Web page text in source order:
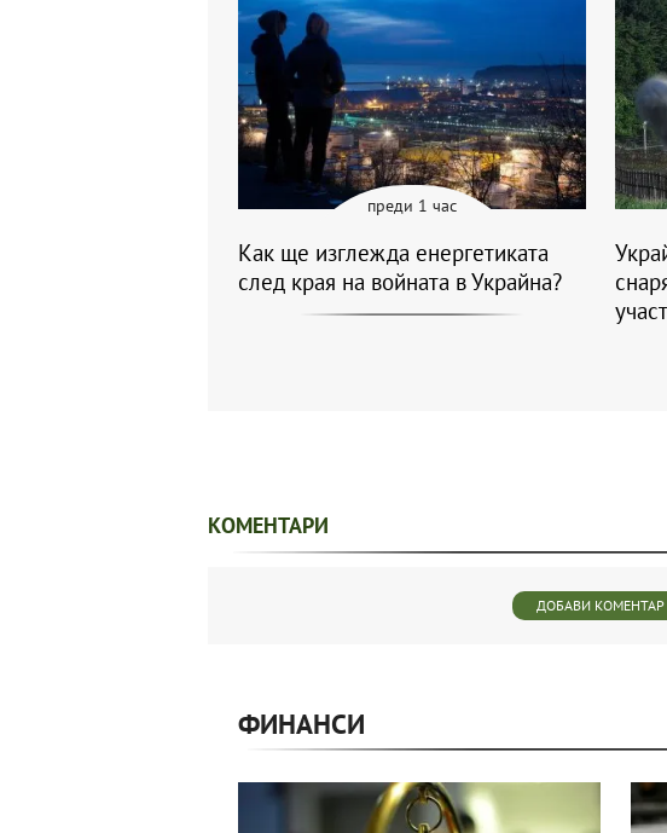
преди 1 час
Как ще изглежда енергетиката
след края на войната в Украйна?
КОМЕНТАРИ
ДОБАВИ КОМЕНТАР
ФИНАНСИ